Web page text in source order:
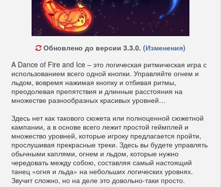
Обновлено до версии 3.3.0. (Изменения)
A Dance of Fire and Ice – это логическая ритмическая игра с
использованием всего одной кнопки. Управляйте огнем и
льдом, вовремя нажимая кнопку и отбивая ритмы,
преодолевая препятствия и длинные расстояния на
множестве разнообразных красивых уровней…
Здесь нет как такового сюжета или полноценной сюжетной
кампании, а в основе всего лежит простой геймплей и
множество уровней, которые игроку предлагается пройти,
прослушивая прекрасные треки. Здесь вы будете управлять
обычными каплями, огнем и льдом, которые нужно
чередовать между собою, составляя самый настоящий
танец «огня и льда» на небольших логических уровнях.
Звучит сложно, но на деле это довольно-таки просто.